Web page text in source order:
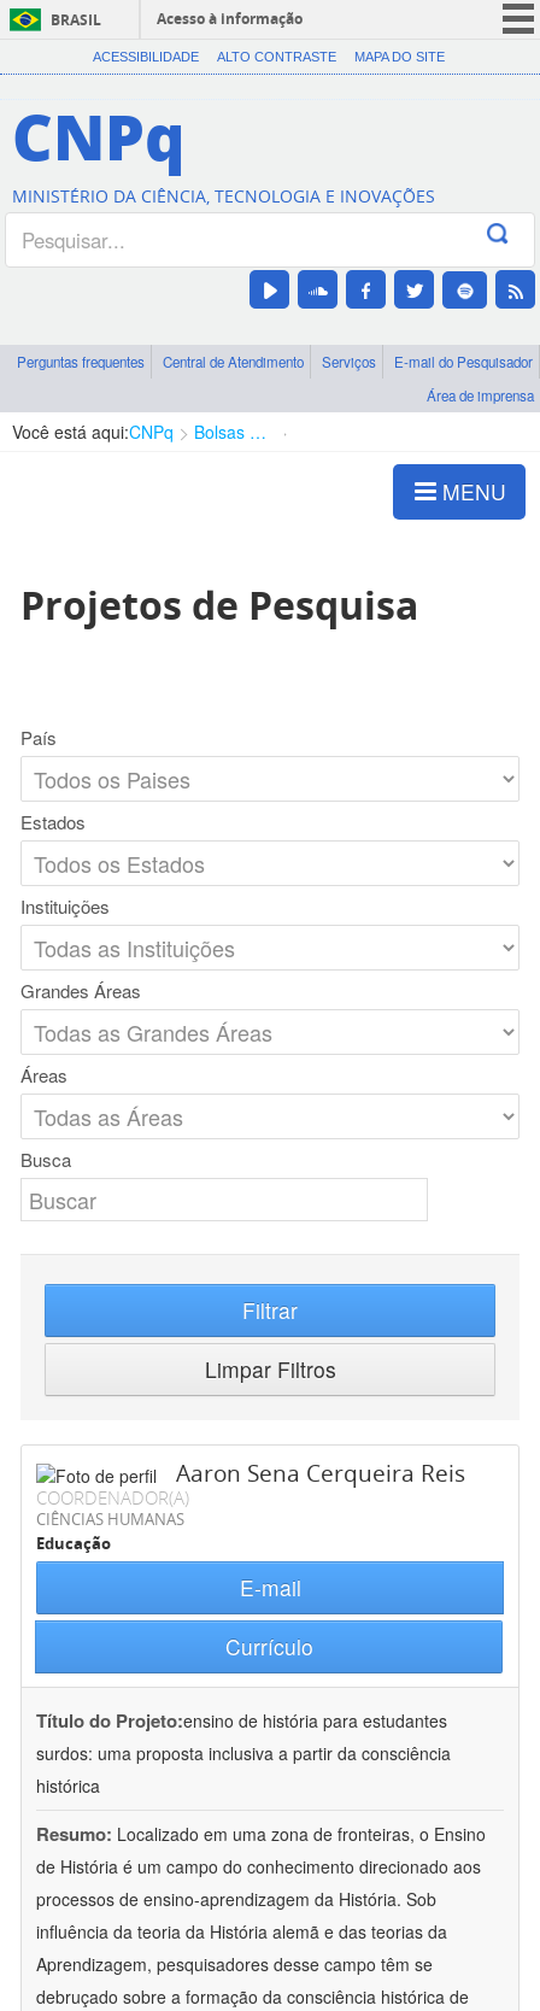
BRASIL
Acesso à informação
CORONAVÍRUS (COVID-19)
Canais
ACESSIBILIDADE ALTO CONTRASTE MAPA DO SITE
CNPq
MINISTÉRIO DA CIÊNCIA, TECNOLOGIA E INOVAÇÕES
Perguntas frequentes Central de Atendimento Serviços
E-mail do Pesquisador
Área de imprensa
Você está aqui:CNPq Bolsas e Auxílios Vigentes
MENU
Projetos de Pesquisa
País
Estados
Instituições
Grandes Áreas
Áreas
Busca
Filtrar
Limpar Filtros
Aaron Sena Cerqueira Reis
COORDENADOR(A)
CIÊNCIAS HUMANAS
Educação
E-mail
Currículo
Título do Projeto:ensino de história para estudantes
surdos: uma proposta inclusiva a partir da consciência
histórica
Resumo: Localizado em uma zona de fronteiras, o Ensino
de História é um campo do conhecimento direcionado aos
processos de ensino-aprendizagem da História. Sob
influência da teoria da História alemã e das teorias da
Aprendizagem, pesquisadores desse campo têm se
debruçado sobre a formação da consciência histórica de